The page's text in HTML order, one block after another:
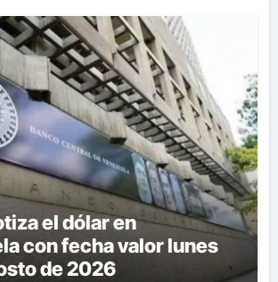
el dólar en
con fecha valor lunes
de 2026